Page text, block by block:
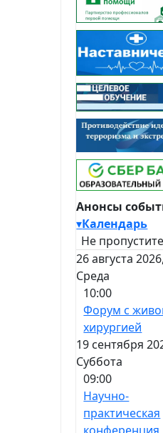
Анонсы
▾Календарь
Не
26 августа
Среда
10:00
Форум с
хирургией
19 сентября
Суббота
09:00
Научно-
практическая